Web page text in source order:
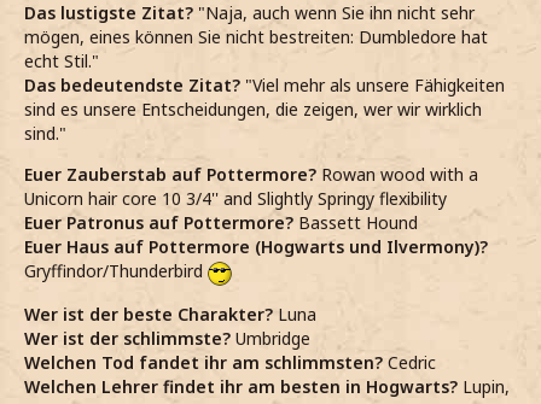
Das lustigste Zitat? "Naja, auch wenn Sie ihn nicht sehr
mögen, eines können Sie nicht bestreiten: Dumbledore hat
echt Stil."
Das bedeutendste Zitat? "Viel mehr als unsere Fähigkeiten
sind es unsere Entscheidungen, die zeigen, wer wir wirklich
sind."
Euer Zauberstab auf Pottermore? Rowan wood with a
Unicorn hair core 10 3/4'' and Slightly Springy flexibility
Euer Patronus auf Pottermore? Bassett Hound
Euer Haus auf Pottermore (Hogwarts und Ilvermony)?
Gryffindor/Thunderbird
Wer ist der beste Charakter? Luna
Wer ist der schlimmste? Umbridge
Welchen Tod fandet ihr am schlimmsten? Cedric
Welchen Lehrer findet ihr am besten in Hogwarts? Lupin,